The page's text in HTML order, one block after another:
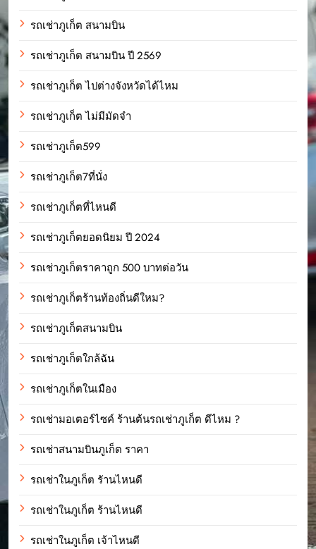
รถเช่าภูเก็ต สนามบิน
รถเช่าภูเก็ต สนามบิน ปี 2569
รถเช่าภูเก็ต ไปต่างจังหวัดได้ไหม
รถเช่าภูเก็ต ไม่มีมัดจำ
รถเช่าภูเก็ต599
รถเช่าภูเก็ต7ที่นั่ง
รถเช่าภูเก็ตที่ไหนดี
รถเช่าภูเก็ตยอดนิยม ปี 2024
รถเช่าภูเก็ตราคาถูก 500 บาทต่อวัน
รถเช่าภูเก็ตร้านท้องถิ่นดีใหม?
รถเช่าภูเก็ตสนามบิน
รถเช่าภูเก็ตใกล้ฉัน
รถเช่าภูเก็ตในเมือง
รถเช่ามอเตอร์ไซค์ ร้านต้นรถเช่าภูเก็ต ดีไหม ?
รถเช่าสนามบินภูเก็ต ราคา
รถเช่าในภูเก็ต รัานไหนดี
รถเช่าในภูเก็ต ร้านไหนดี
รถเช่าในภูเก็ต เจ้าไหนดี